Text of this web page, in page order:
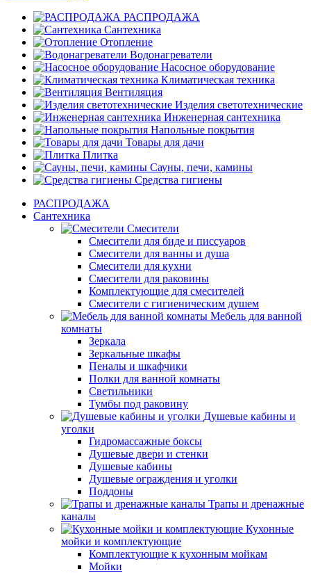
РАСПРОДАЖА
Сантехника
Отопление
Водонагреватели
Насосное оборудование
Климатическая техника
Вентиляция
Изделия светотехнические
Инженерная сантехника
Напольные покрытия
Товары для дачи
Плитка
Сауны, печи, камины
Средства гигиены
РАСПРОДАЖА
Сантехника
Смесители
Смесители для биде и писсуаров
Смесители для ванны и душа
Смесители для кухни
Смесители для раковины
Комплектующие для смесителей
Смесители с гигиеническим душем
Мебель для ванной
комнаты
Зеркала
Зеркальные шкафы
Пеналы и шкафчики
Полки для ванной комнаты
Светильники
Тумбы под раковину
Душевые кабины и
уголки
Гидромассажные боксы
Душевые двери и стенки
Душевые кабины
Душевые ограждения и уголки
Поддоны
Трапы и дренажные
каналы
Кухонные
мойки и комплектующие
Комплектующие к кухонным мойкам
Мойки